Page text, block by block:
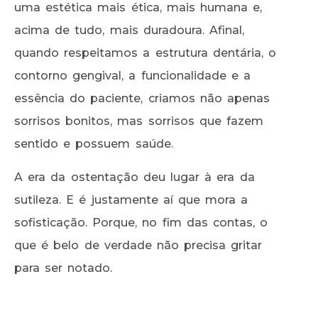
uma estética mais ética, mais humana e,
acima de tudo, mais duradoura. Afinal,
quando respeitamos a estrutura dentária, o
contorno gengival, a funcionalidade e a
essência do paciente, criamos não apenas
sorrisos bonitos, mas sorrisos que fazem
sentido e possuem saúde.
A era da ostentação deu lugar à era da
sutileza. E é justamente aí que mora a
sofisticação. Porque, no fim das contas, o
que é belo de verdade não precisa gritar
para ser notado.